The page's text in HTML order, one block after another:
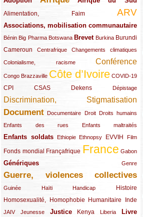
Alimentation, Faim
(48/289) ARV
(203/289)
Associations, mobilisation communautaire
(65/289)
Bénin
(13/289)Big Pharma
(16/289) Botswana
(9/289) Brevet
(83/289) Burkina
(18/289) Burundi
(30/289)
Cameroun
(47/289) Centrafrique
(23/289) Changements climatiques
(10/289)
Colonialisme, racisme
(19/289) Conférence
(118/289)
Congo Brazzaville
(24/289) Côte d’Ivoire
(263/289) COVID-19
(13/289)
CPI
(48/289) CSAS
(32/289) Dekens
(29/289) Dépistage
(19/289)
Discrimination, Stigmatisation
(131/289)
Document
(145/289) Documentaire
(9/289) Droit
(20/289) Droits humains
(22/289)
Enfants des rues
(21/289) Enfants maltraités
(10/289)
Enfants soldats
(68/289) Ethiopie
(12/289) Ethnopsy
(15/289) EVVIH
(55/289) Film
(22/289)
Fonds mondial
(48/289) Françafrique
(39/289) France
(289/289) Gabon
(12/289)
Génériques
(59/289) Genre
(22/289)
Guerre, violences collectives
(149/289)
Guinée
(12/289) Haïti
(15/289) Handicap
(10/289) Histoire
(49/289)
Homosexualité, Homophobie
(44/289) Humanitaire
(47/289) Inde
(34/289)
JAIV
(10/289)Jeunesse
(21/289) Justice
(65/289) Kenya
(35/289) Liberia
(25/289) Livre
(62/289)